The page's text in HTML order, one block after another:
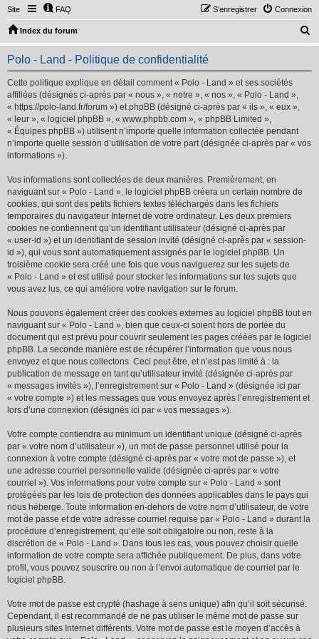
Site FAQ Connexion
S’enregistrer
Index du forum
e
Polo - Land - Politique de confidentialité
Cette politique explique en détail comment « Polo - Land » et ses sociétés
affiliées (désignés ci-après par « nous », « notre », « nos », « Polo - Land »,
« https://polo-land.fr/forum ») et phpBB (désigné ci-après par « ils », « eux »,
« leur », « logiciel phpBB », « www.phpbb.com », « phpBB Limited »,
« Équipes phpBB ») utilisent n’importe quelle information collectée pendant
n’importe quelle session d’utilisation de votre part (désignée ci-après par « vos
informations »).
Vos informations sont collectées de deux manières. Premièrement, en
naviguant sur « Polo - Land », le logiciel phpBB créera un certain nombre de
cookies, qui sont des petits fichiers textes téléchargés dans les fichiers
temporaires du navigateur Internet de votre ordinateur. Les deux premiers
cookies ne contiennent qu’un identifiant utilisateur (désigné ci-après par
« user-id ») et un identifiant de session invité (désigné ci-après par « session-
id »), qui vous sont automatiquement assignés par le logiciel phpBB. Un
troisième cookie sera créé une fois que vous naviguerez sur les sujets de
« Polo - Land » et est utilisé pour stocker les informations sur les sujets que
vous avez lus, ce qui améliore votre navigation sur le forum.
Nous pouvons également créer des cookies externes au logiciel phpBB tout en
naviguant sur « Polo - Land », bien que ceux-ci soient hors de portée du
document qui est prévu pour couvrir seulement les pages créées par le logiciel
phpBB. La seconde manière est de récupérer l’information que vous nous
envoyez et que nous collectons. Ceci peut être, et n’est pas limité à : la
publication de message en tant qu’utilisateur invité (désignée ci-après par
« messages invités »), l’enregistrement sur « Polo - Land » (désignée ici par
« votre compte ») et les messages que vous envoyez après l’enregistrement et
lors d’une connexion (désignés ici par « vos messages »).
Votre compte contiendra au minimum un identifiant unique (désigné ci-après
par « votre nom d’utilisateur »), un mot de passe personnel utilisé pour la
connexion à votre compte (désigné ci-après par « votre mot de passe »), et
une adresse courriel personnelle valide (désignée ci-après par « votre
courriel »). Vos informations pour votre compte sur « Polo - Land » sont
protégées par les lois de protection des données applicables dans le pays qui
nous héberge. Toute information en-dehors de votre nom d’utilisateur, de votre
mot de passe et de votre adresse courriel requise par « Polo - Land » durant la
procédure d’enregistrement, qu’elle soit obligatoire ou non, reste à la
discrétion de « Polo - Land ». Dans tous les cas, vous pouvez choisir quelle
information de votre compte sera affichée publiquement. De plus, dans votre
profil, vous pouvez souscrire ou non à l’envoi automatique de courriel par le
logiciel phpBB.
Votre mot de passe est crypté (hashage à sens unique) afin qu’il soit sécurisé.
Cependant, il est recommandé de ne pas utiliser le même mot de passe sur
plusieurs sites Internet différents. Votre mot de passe est le moyen d’accès à